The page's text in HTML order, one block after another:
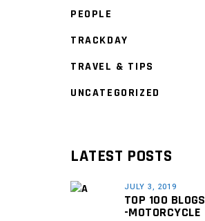
PEOPLE
TRACKDAY
TRAVEL & TIPS
UNCATEGORIZED
LATEST POSTS
JULY 3, 2019
TOP 100 BLOGS
-MOTORCYCLE